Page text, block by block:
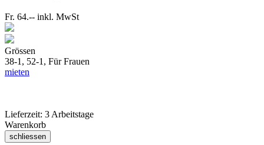
Fr. 64.-- inkl. MwSt
Grössen
38-1, 52-1, Für Frauen
mieten
Lieferzeit: 3 Arbeitstage
Warenkorb